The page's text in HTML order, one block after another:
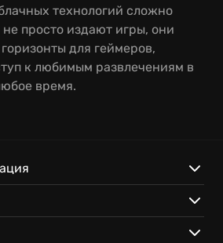
технологий сложно
просто издают игры, они
для геймеров,
к любимым развлечениям в
время.